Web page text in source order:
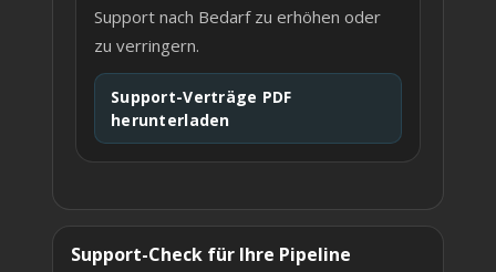
Support nach Bedarf zu erhöhen oder
zu verringern.
Support-Verträge PDF
herunterladen
Support-Check für Ihre Pipeline